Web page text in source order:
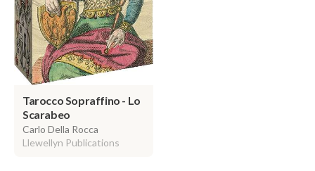
Tarocco Sopraffino - Lo
Scarabeo
Carlo Della Rocca
Llewellyn Publications